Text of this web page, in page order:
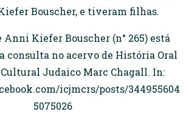
Bouscher, e tiveram filhas.
Kiefer Bouscher (n° 265) está
consulta no acervo de História Oral
Judaico Marc Chagall. In:
icjmcrs/posts/344955604
5075026